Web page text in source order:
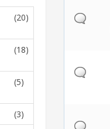
(20)
(18)
(5)
(3)